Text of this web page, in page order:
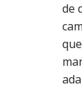
de